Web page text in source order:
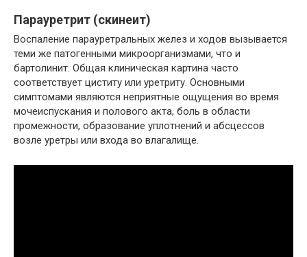
Парауретрит (скинеит)
Воспаление парауретральных желез и ходов вызывается
теми же патогенными микроорганизмами, что и
бартолинит. Общая клиническая картина часто
соответствует циститу или уретриту. Основными
симптомами являются неприятные ощущения во время
мочеиспускания и полового акта, боль в области
промежности, образование уплотнений и абсцессов
возле уретры или входа во влагалище.